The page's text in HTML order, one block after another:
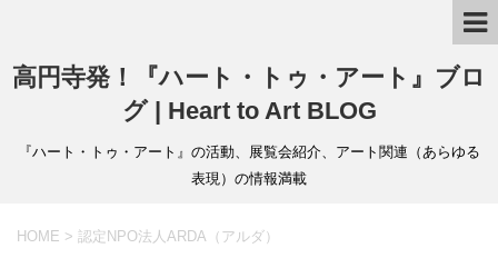
高円寺発！『ハート・トゥ・アート』ブロ
グ | Heart to Art BLOG
『ハート・トゥ・アート』の活動、展覧会紹介、アート関連（あらゆる
表現）の情報満載
HOME > 認定NPO法人ARDA（アルダ）